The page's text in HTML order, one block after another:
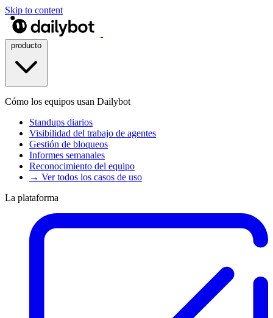
Skip to content
Cómo los equipos usan Dailybot
Standups diarios
Visibilidad del trabajo de agentes
Gestión de bloqueos
Informes semanales
Reconocimiento del equipo
→ Ver todos los casos de uso
La plataforma